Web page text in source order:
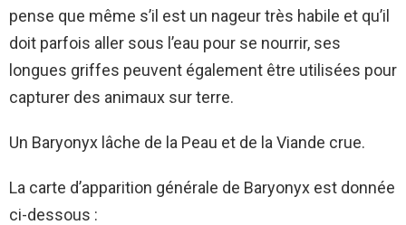
pense que même s’il est un nageur très habile et qu’il
doit parfois aller sous l’eau pour se nourrir, ses
longues griffes peuvent également être utilisées pour
capturer des animaux sur terre.
Un Baryonyx lâche de la Peau et de la Viande crue.
La carte d’apparition générale de Baryonyx est donnée
ci-dessous :